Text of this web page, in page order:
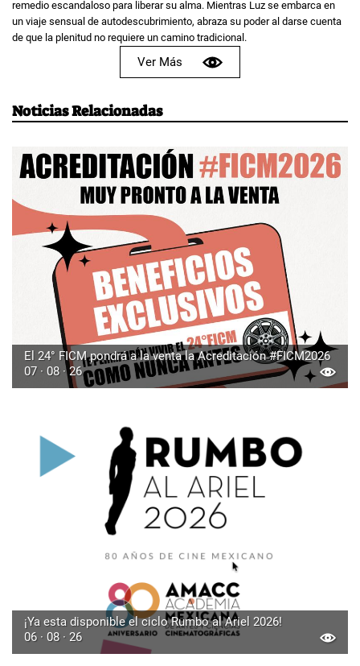
remedio escandaloso para liberar su alma. Mientras Luz se embarca en
un viaje sensual de autodescubrimiento, abraza su poder al darse cuenta
de que la plenitud no requiere un camino tradicional.
Ver Más
Noticias Relacionadas
El 24° FICM pondrá a la venta la Acreditación #FICM2026
07 · 08 · 26
¡Ya esta disponible el ciclo Rumbo al Ariel 2026!
06 · 08 · 26